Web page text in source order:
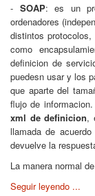
- SOAP: es un
ordenadores
distintos
como
definicion de
puedesn usar y los
que aparte del
flujo de
xml de definicion,
llamada de
devuelve la
La manera normal
Seguir leyendo ...